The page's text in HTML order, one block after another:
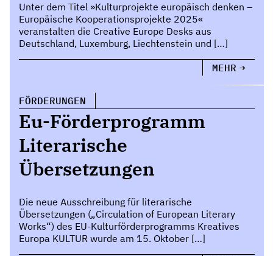
Unter dem Titel »Kulturprojekte europäisch denken –
Europäische Kooperationsprojekte 2025«
veranstalten die Creative Europe Desks aus
Deutschland, Luxemburg, Liechtenstein und […]
MEHR
FÖRDERUNGEN
Eu-Förderprogramm
Literarische
Übersetzungen
Die neue Ausschreibung für literarische
Übersetzungen („Circulation of European Literary
Works“) des EU-Kulturförderprogramms Kreatives
Europa KULTUR wurde am 15. Oktober […]